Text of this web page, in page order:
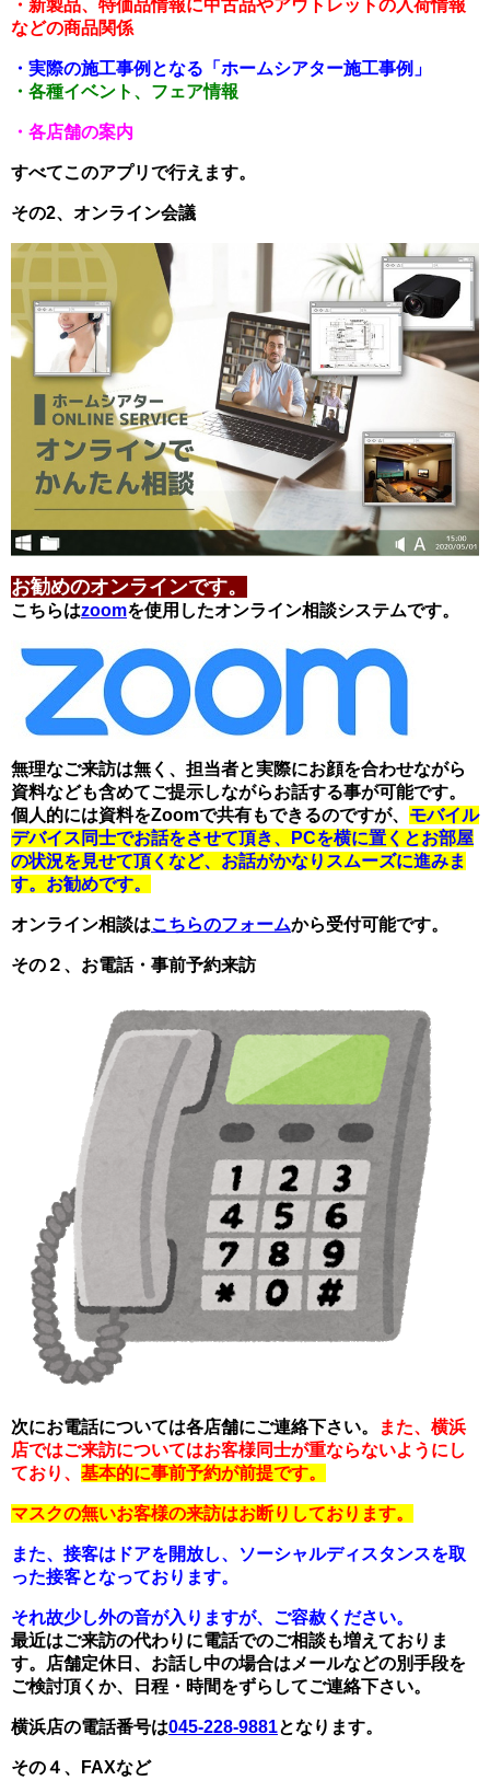
・新製品、特価品情報に中古品やアウトレットの入荷情報
などの商品関係
・実際の施工事例となる「ホームシアター施工事例」
・各種イベント、フェア情報
・各店舗の案内
すべてこのアプリで行えます。
その2、オンライン会議
お勧めのオンラインです。
こちらはzoomを使用したオンライン相談システムです。
無理なご来訪は無く、担当者と実際にお顔を合わせながら
資料なども含めてご提示しながらお話する事が可能です。
個人的には資料をZoomで共有もできるのですが、 モバイル
デバイス同士でお話をさせて頂き、PCを横に置く とお部屋
の状況を見せて頂くなど、お話がかなりスムーズに進みま
す。お勧めです。
オンライン相談はこちらのフォームから受付可能です。
その２、お電話・事前予約来訪
次にお電話については各店舗にご連絡下さい。
また、横浜
店ではご来訪についてはお客様同士が重ならないようにし
ており、 基本的に事前予約が前提です。
マスクの無いお客様の来訪はお断りしております。
また、接客はドアを開放し、ソーシャルディスタンスを取
った接客となっております。
それ故少し外の音が入りますが、ご容赦ください。
最近はご来訪の代わりに電話でのご相談も増えておりま
す。店舗定休日、お話し中の場合はメールなどの別手段を
ご検討頂くか、日程・時間をずらしてご連絡下さい。
横浜店の電話番号は045-228-9881となります。
その４、FAXなど